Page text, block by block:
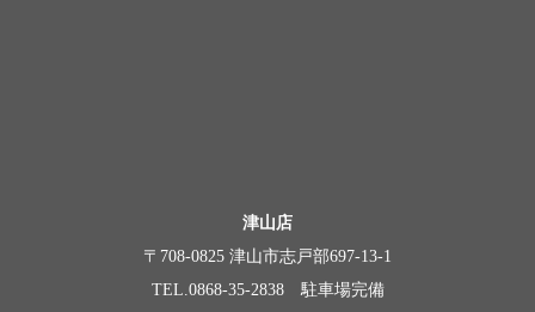
津山店
〒708-0825 津山市志戸部697-13-1
TEL.0868-35-2838 駐車場完備